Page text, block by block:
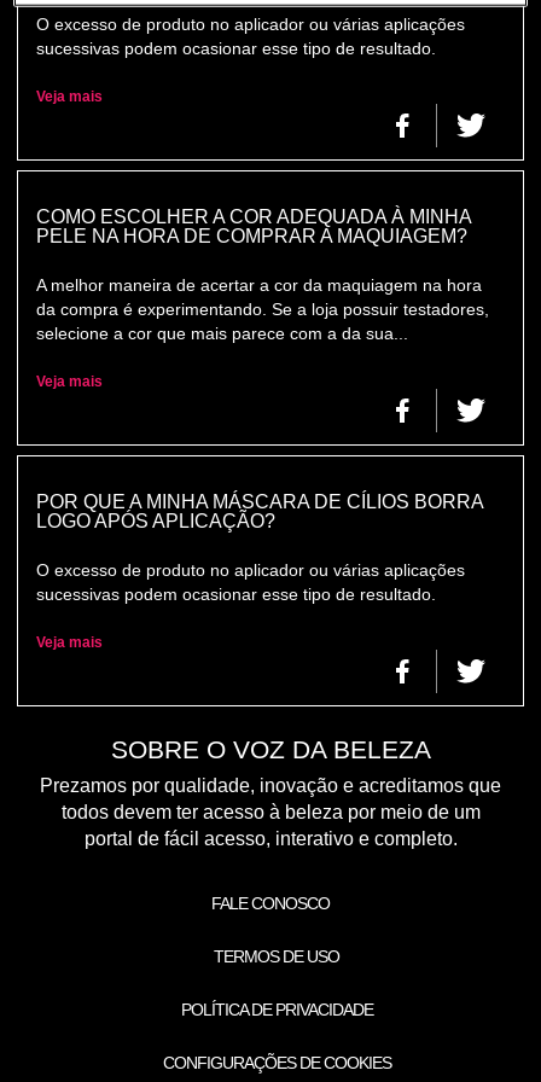
O excesso de produto no aplicador ou várias aplicações
sucessivas podem ocasionar esse tipo de resultado.
Veja mais
COMO ESCOLHER A COR ADEQUADA À MINHA
PELE NA HORA DE COMPRAR A MAQUIAGEM?
A melhor maneira de acertar a cor da maquiagem na hora
da compra é experimentando. Se a loja possuir testadores,
selecione a cor que mais parece com a da sua...
Veja mais
POR QUE A MINHA MÁSCARA DE CÍLIOS BORRA
LOGO APÓS APLICAÇÃO?
O excesso de produto no aplicador ou várias aplicações
sucessivas podem ocasionar esse tipo de resultado.
Veja mais
SOBRE O VOZ DA BELEZA
Prezamos por qualidade, inovação e acreditamos que
todos devem ter acesso à beleza por meio de um
portal de fácil acesso, interativo e completo.
FALE CONOSCO
TERMOS DE USO
POLÍTICA DE PRIVACIDADE
CONFIGURAÇÕES DE COOKIES